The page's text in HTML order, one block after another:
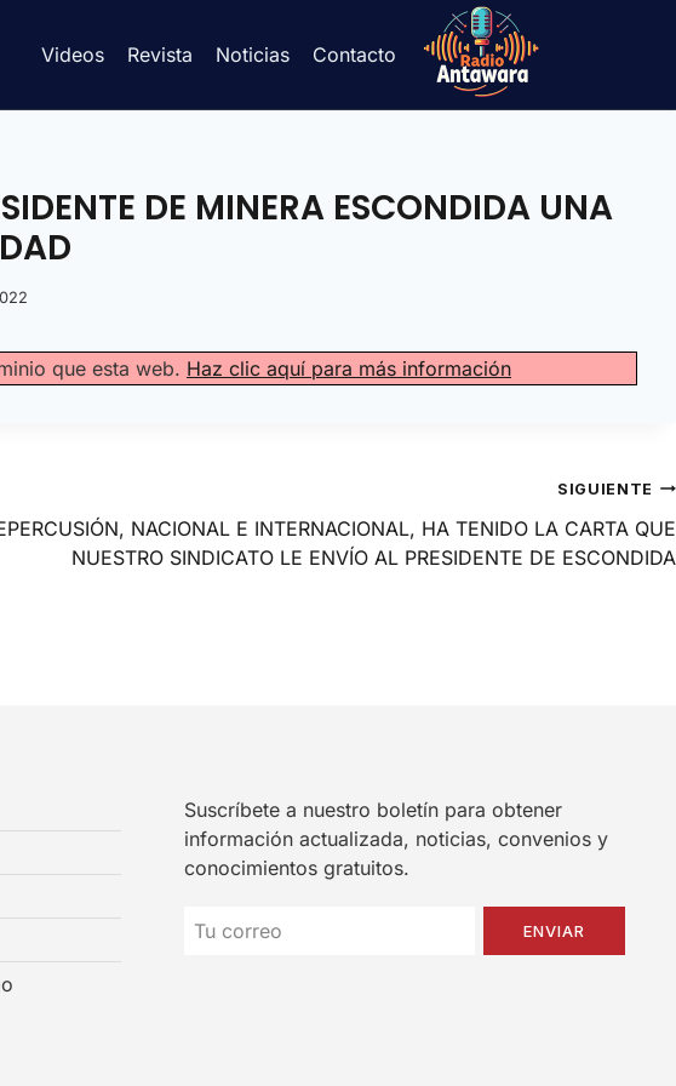
Videos Revista Noticias Contacto
DE MINERA ESCONDIDA UNA
que esta web. Haz clic aquí para más información
SIGUIENTE
NACIONAL E INTERNACIONAL, HA TENIDO LA CARTA QUE
NUESTRO SINDICATO LE ENVÍO AL PRESIDENTE DE ESCONDIDA
Suscríbete a nuestro boletín para obtener
información actualizada, noticias, convenios y
conocimientos gratuitos.
ENVIAR